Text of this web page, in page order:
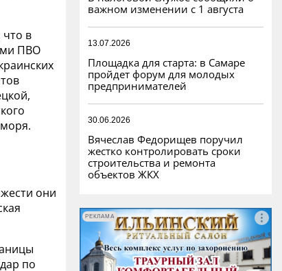
в
ПВО
они
по
важном изменении с 1 августа
13.07.2026
Площадка для старта: в Самаре
пройдет форум для молодых
предпринимателей
30.06.2026
Вячеслав Федорищев поручил
жестко контролировать сроки
строительства и ремонта
объектов ЖКХ
РЕКЛАМА